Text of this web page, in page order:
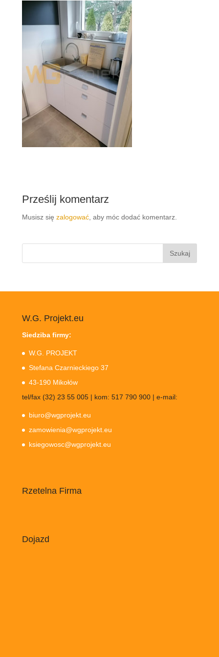
Prześlij komentarz
Musisz się zalogować, aby móc dodać komentarz.
Szukaj:
W.G. Projekt.eu
Siedziba firmy:
W.G. PROJEKT
Stefana Czarnieckiego 37
43-190 Mikołów
tel/fax (32) 23 55 005 | kom: 517 790 900 | e-mail:
biuro@wgprojekt.eu
zamowienia@wgprojekt.eu
ksiegowosc@wgprojekt.eu
Rzetelna Firma
Dojazd